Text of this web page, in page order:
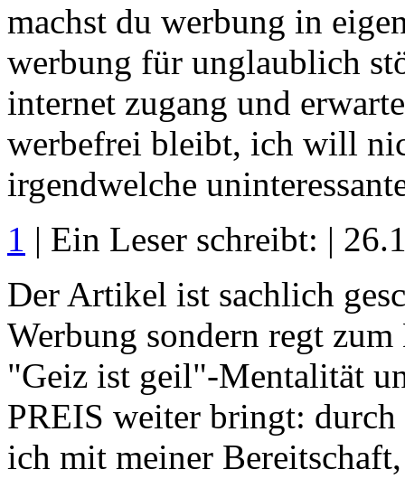
machst du werbung in
werbung für unglaublich
internet zugang und
werbefrei bleibt, ich will
irgendwelche
1 | Ein Leser schreibt: |
Der Artikel ist sachlich
Werbung sondern regt
"Geiz ist geil"-Mentalität
PREIS weiter bringt:
ich mit meiner